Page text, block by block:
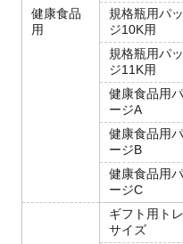
健康食品
用
規格瓶用パ
ジ10K用
規格瓶用パ
ジ11K用
健康食品用
ージA
健康食品用
ージB
健康食品用
ージC
ギフト用ト
サイズ